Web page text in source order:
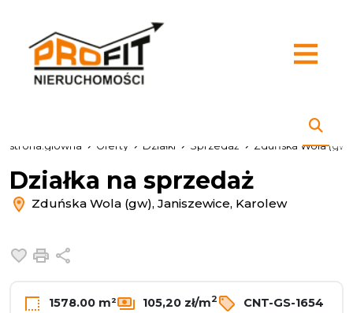
strona.glowna Oferty Działki Sprzedaż Zduńska Wola (gw)
Działka na sprzedaż
Zduńska Wola (gw), Janiszewice, Karolew
Dodaj do ulubionych
Drukuj
1578.00 m² 105,20 zł/m2
CNT-GS-1654